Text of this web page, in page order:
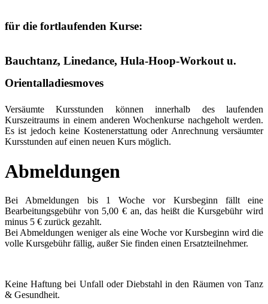
für die fortlaufenden Kurse:
Bauchtanz, Linedance, Hula-Hoop-Workout u.
Orientalladiesmoves
Versäumte Kursstunden können innerhalb des laufenden
Kurszeitraums in einem anderen Wochenkurse nachgeholt werden.
Es ist jedoch keine Kostenerstattung oder Anrechnung versäumter
Kursstunden auf einen neuen Kurs möglich.
Abmeldungen
Bei Abmeldungen bis 1 Woche vor Kursbeginn fällt eine
Bearbeitungsgebühr von 5,00 € an, das heißt die Kursgebühr wird
minus 5 € zurück gezahlt.
Bei Abmeldungen weniger als eine Woche vor Kursbeginn wird die
volle Kursgebühr fällig, außer Sie finden einen Ersatzteilnehmer.
Keine Haftung bei Unfall oder Diebstahl in den Räumen von Tanz
& Gesundheit.